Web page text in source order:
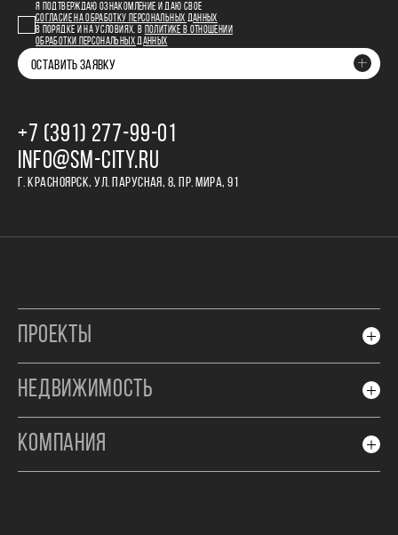
Я ПОДТВЕРЖДАЮ ОЗНАКОМЛЕНИЕ И ДАЮ СВОЕ
СОГЛАСИЕ НА ОБРАБОТКУ ПЕРСОНАЛЬНЫХ ДАННЫХ
В ПОРЯДКЕ И НА УСЛОВИЯХ, В
ПОЛИТИКЕ В ОТНОШЕНИИ
ОБРАБОТКИ ПЕРСОНАЛЬНЫХ ДАННЫХ
ОСТАВИТЬ ЗАЯВКУ
+7 (391) 277‒99‒01
INFO@SM-CITY.RU
Г. КРАСНОЯРСК, УЛ. ПАРУСНАЯ, 8, ПР. МИРА, 91
ПРОЕКТЫ
НЕДВИЖИМОСТЬ
КОМПАНИЯ